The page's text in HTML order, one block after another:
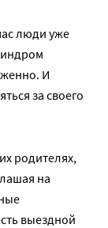
люди уже
И
за своего
родителях,
на
выездной